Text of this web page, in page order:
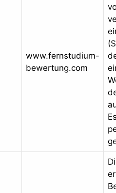
www.fernstudium-
bewertung.com